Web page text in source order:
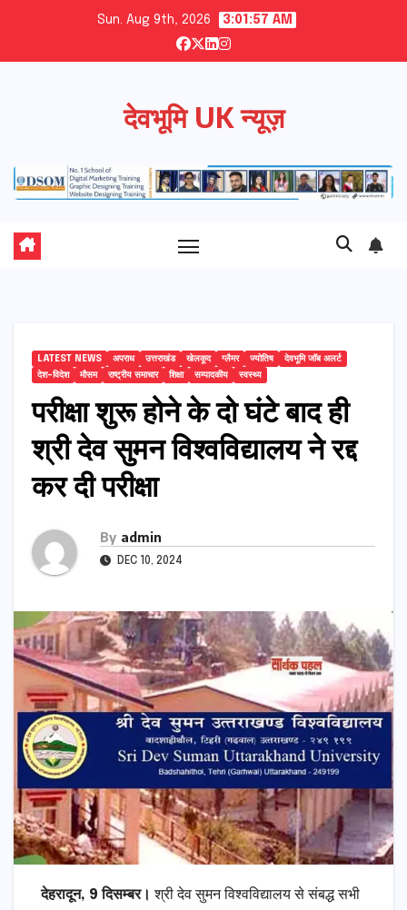
content
Sun. Aug 9th, 2026 3:01:58 AM
देवभूमि UK न्यूज़
LATEST NEWS अपराध उत्तराखंड खेलकूद ग्लैमर ज्योतिष
देवभूमि जॉब अलर्ट
देश-विदेश
मौसम राष्ट्रीय समाचार शिक्षा सम्पादकीय स्वस्थ्य
परीक्षा शुरू होने के दो घंटे बाद ही
श्री देव सुमन विश्वविद्यालय ने रद्द
कर दी परीक्षा
By admin
DEC 10, 2024
देहरादून, 9 दिसम्बर। श्री देव सुमन विश्वविद्यालय से संबद्ध सभी